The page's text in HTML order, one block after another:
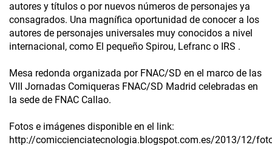
autores y títulos o por nuevos números de personajes ya
consagrados. Una magnífica oportunidad de conocer a los
autores de personajes universales muy conocidos a nivel
internacional, como El pequeño Spirou, Lefranc o IRS .
Mesa redonda organizada por FNAC/SD en el marco de las
VIII Jornadas Comiqueras FNAC/SD Madrid celebradas en
la sede de FNAC Callao.
Fotos e imágenes disponible en el link:
http://comiccienciatecnologia.blogspot.com.es/2013/12/